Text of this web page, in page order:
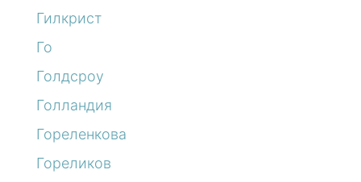
Гилкрист
Го
Голдсроу
Голландия
Гореленкова
Гореликов